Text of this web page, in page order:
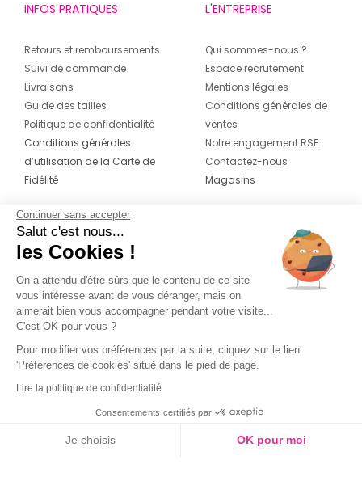
INFOS PRATIQUES
Retours et remboursements
Suivi de commande
Livraisons
Guide des tailles
Politique de confidentialité
Conditions générales
d’utilisation de la Carte de
Fidélité
L'ENTREPRISE
Qui sommes-nous ?
Espace recrutement
Mentions légales
Conditions générales de
ventes
Notre engagement RSE
Contactez-nous
Magasins
CONTACT
04 42 20 78 42
Du lundi au jeudi de 8h30 à 16h30 & le
vendredi de 8h30 à 15h30
Continuer sans accepter
Salut c'est nous...
les Cookies !
On a attendu d'être sûrs que le contenu de ce site
vous intéresse avant de vous déranger, mais on
aimerait bien vous accompagner pendant votre visite...
C'est OK pour vous ?
Pour modifier vos préférences par la suite, cliquez sur le lien
'Préférences de cookies' situé dans le pied de page.
Lire la politique de confidentialité
Consentements certifiés par
Je choisis OK pour moi